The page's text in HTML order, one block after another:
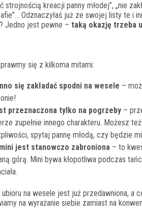
strojnością kreacji panny młodej”, „nie
Odznaczyłaś już ze swojej listy te i
Jedno jest pewne – taką okazję trzeba
się z kilkoma mitami:
się zakładać spodni na wesele –
przeznaczona tylko na pogrzeby –
zupełnie innego charakteru. Możesz
spytaj pannę młodą, czy będzie
mini jest stanowczo zabroniona – to
górą. Mini bywa kłopotliwa podczas
na wesele jest już przedawniona, a
na wyrażanie siebie zamiast na